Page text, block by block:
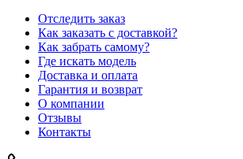
Отследить заказ
Как заказать с доставкой?
Как забрать самому?
Где искать модель
Доставка и оплата
Гарантия и возврат
О компании
Отзывы
Контакты